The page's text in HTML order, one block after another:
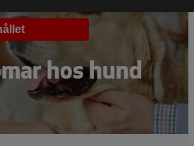
hos hund